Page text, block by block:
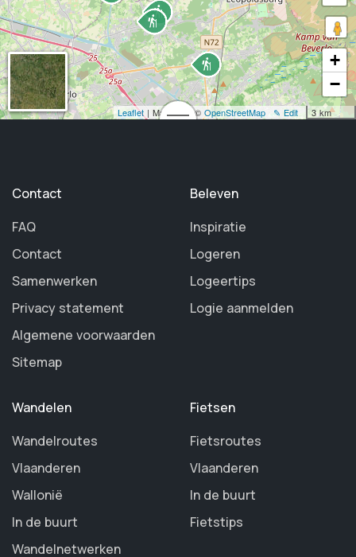
+
−
3 km
✎ Edit
Leaflet| Map data: © OpenStreetMap
Contact
FAQ
Contact
Samenwerken
Privacy statement
Algemene voorwaarden
Sitemap
Beleven
Inspiratie
Logeren
Logeertips
Logie aanmelden
Wandelen
Wandelroutes
Vlaanderen
Wallonië
In de buurt
Wandelnetwerken
Fietsen
Fietsroutes
Vlaanderen
In de buurt
Fietstips